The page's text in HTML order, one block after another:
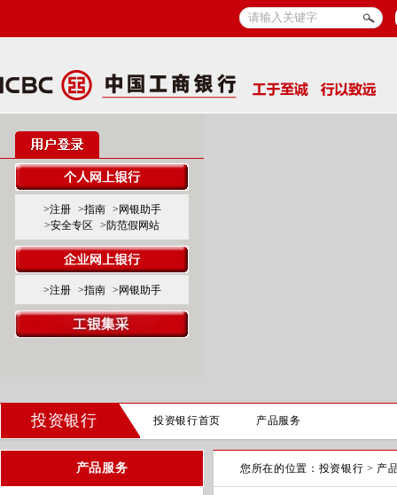
>注册 >指南
>网银助手
>安全专区
>防范假网站
>注册 >指南 >网银助手
投资银行 投资银行首页 产品服务
产品服务 您所在的位置： 投资银行 > 产